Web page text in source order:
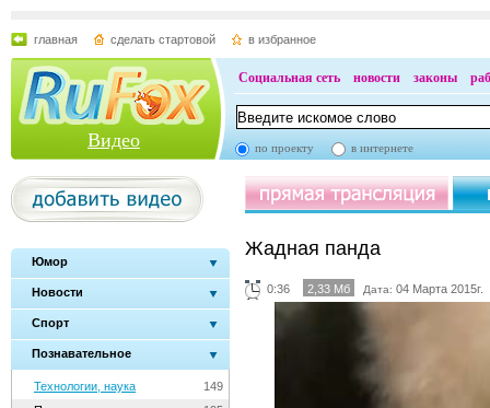
главная сделать стартовой в избранное
Видео
Социальная сеть новости законы
по проекту в интернете
Юмор
Новости
Спорт
Познавательное
149
Технологии, наука
Жадная панда
0:36 2,33 Мб Дата: 04 Марта 2015г.